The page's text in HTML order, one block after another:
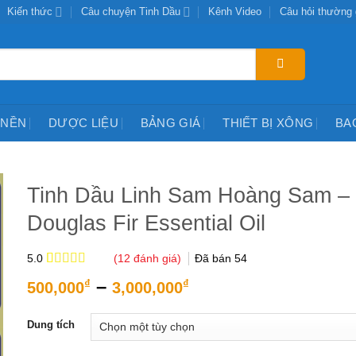
Kiến thức Câu chuyện Tinh Dầu Kênh Video Câu hỏi thường
DƯỢC LIỆU BẢNG GIÁ THIẾT BỊ XÔNG
Tinh Dầu Linh Sam Hoàng Sam –
Douglas Fir Essential Oil
5.0
trên 5
dựa trên
(12 đánh giá) Đã bán 54
500,000₫ – 3,000,000₫
từ
500,000₫
Dung tích